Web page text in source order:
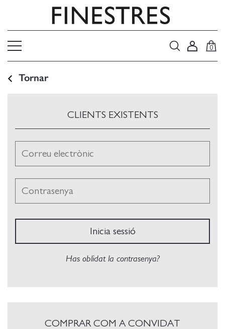
0
Tornar
CLIENTS EXISTENTS
Correu electrònic
Contrasenya
Inicia sessió
Has oblidat la contrasenya?
COMPRAR COM A CONVIDAT